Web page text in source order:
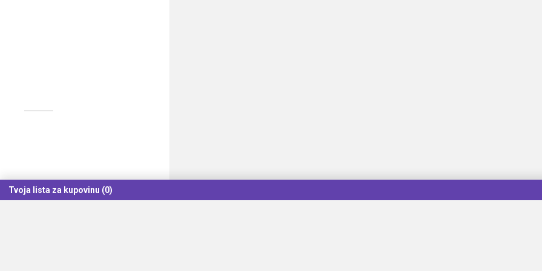
Tvoja lista za kupovinu (0)